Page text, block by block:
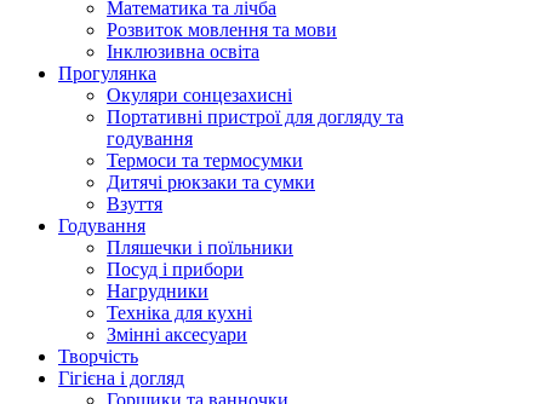
Математика та лічба
Розвиток мовлення та мови
Інклюзивна освіта
Прогулянка
Окуляри сонцезахисні
Портативні пристрої для догляду та
годування
Термоси та термосумки
Дитячі рюкзаки та сумки
Взуття
Годування
Пляшечки і поїльники
Посуд і прибори
Нагрудники
Техніка для кухні
Змінні аксесуари
Творчість
Гігієна і догляд
Горщики та ванночки